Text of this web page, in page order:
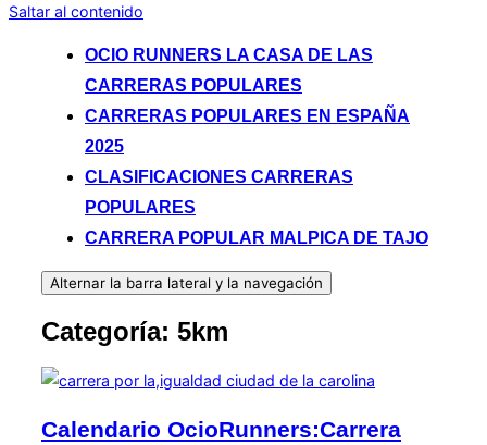
Saltar al contenido
OCIO RUNNERS LA CASA DE LAS
CARRERAS POPULARES
CARRERAS POPULARES EN ESPAÑA
2025
CLASIFICACIONES CARRERAS
POPULARES
CARRERA POPULAR MALPICA DE TAJO
Alternar la barra lateral y la navegación
Categoría: 5km
Calendario OcioRunners:Carrera